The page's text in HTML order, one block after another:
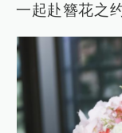
一起赴簪花之